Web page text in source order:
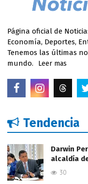
Página oficial de
Economía, Deportes,
Tenemos las últimas
mundo.
Leer mas
Tendencia
Darwin
alcaldía
30